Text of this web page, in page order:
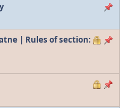
| Rules of section: